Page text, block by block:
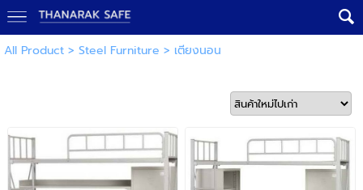
All Product> Steel Furniture > เตียงนอน